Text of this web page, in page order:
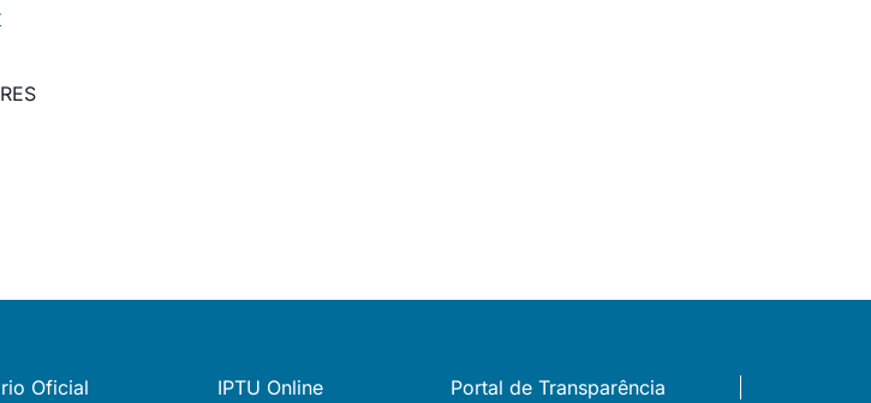
Oficial IPTU Online Portal de Transparência